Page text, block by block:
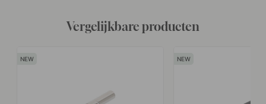
Vergelijkbare producten